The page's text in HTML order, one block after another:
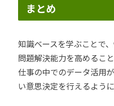
まとめ
知識ベースを学ぶことで
問題解決能力を高めるこ
仕事の中でのデータ活用
い意思決定を行えるように